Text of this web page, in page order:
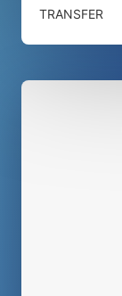
TRANSFER